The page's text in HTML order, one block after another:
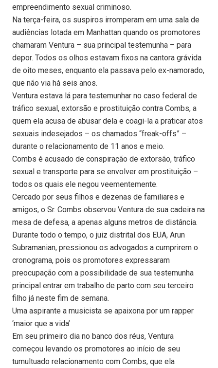
empreendimento sexual criminoso.
Na terça-feira, os suspiros irromperam em uma sala de
audiências lotada em Manhattan quando os promotores
chamaram Ventura – sua principal testemunha – para
depor. Todos os olhos estavam fixos na cantora grávida
de oito meses, enquanto ela passava pelo ex-namorado,
que não via há seis anos.
Ventura estava lá para testemunhar no caso federal de
tráfico sexual, extorsão e prostituição contra Combs, a
quem ela acusa de abusar dela e coagi-la a praticar atos
sexuais indesejados – os chamados “freak-offs” –
durante o relacionamento de 11 anos e meio.
Combs é acusado de conspiração de extorsão, tráfico
sexual e transporte para se envolver em prostituição –
todos os quais ele negou veementemente.
Cercado por seus filhos e dezenas de familiares e
amigos, o Sr. Combs observou Ventura de sua cadeira na
mesa de defesa, a apenas alguns metros de distância.
Durante todo o tempo, o juiz distrital dos EUA, Arun
Subramanian, pressionou os advogados a cumprirem o
cronograma, pois os promotores expressaram
preocupação com a possibilidade de sua testemunha
principal entrar em trabalho de parto com seu terceiro
filho já neste fim de semana.
Uma aspirante a musicista se apaixona por um rapper
‘maior que a vida’
Em seu primeiro dia no banco dos réus, Ventura
começou levando os promotores ao início de seu
tumultuado relacionamento com Combs, que ela